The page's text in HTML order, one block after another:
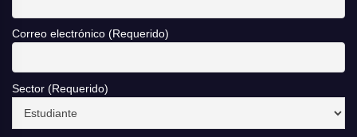
Correo electrónico (Requerido)
Sector (Requerido)